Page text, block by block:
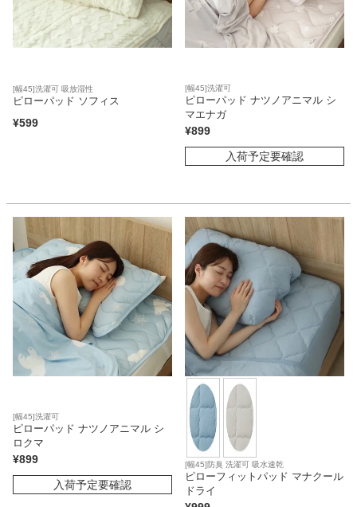
[幅45]洗濯可 吸放湿性
ピローパッド ソフィス
¥599
[幅45]洗濯可
ピローパッド ナツノアニマル シ
マエナガ
¥899
入荷予定要確認
[幅45]洗濯可
ピローパッド ナツノアニマル シ
ロクマ
¥899
入荷予定要確認
[幅45]防臭 洗濯可 吸水速乾
ピローフィットパッド マナクール
ドライ